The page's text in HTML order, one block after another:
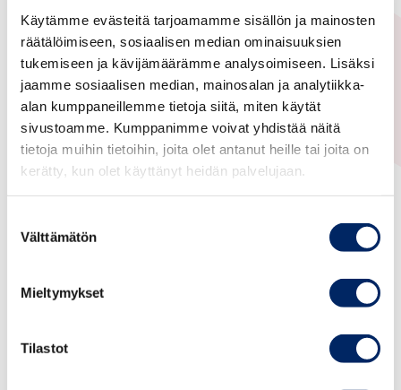
Käytämme evästeitä tarjoamamme sisällön ja mainosten
räätälöimiseen, sosiaalisen median ominaisuuksien
tukemiseen ja kävijämäärämme analysoimiseen. Lisäksi
jaamme sosiaalisen median, mainosalan ja analytiikka-
alan kumppaneillemme tietoja siitä, miten käytät
sivustoamme. Kumppanimme voivat yhdistää näitä
tietoja muihin tietoihin, joita olet antanut heille tai joita on
kerätty, kun olet käyttänyt heidän palvelujaan.
valinta
Välttämätön
Mieltymykset
Tilastot
The webinar is targeted toEU companies
seeking to gain insight into, or enter, the
Japanese healthcare market.
What you will learn during
this webinar?
Understand the intricate landscape of the Japanese
Obtain knowledge about how the various public
initiatives and organizations stimulate the
Get to understand some of the most important dos